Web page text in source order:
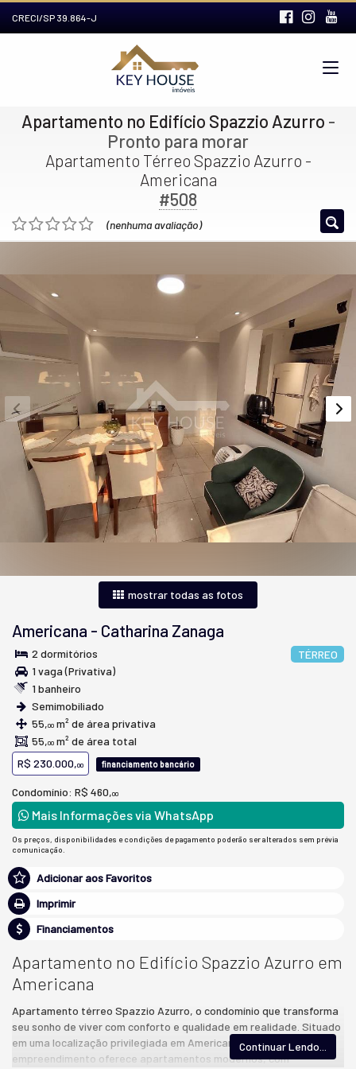
CRECI/SP 39.864-J
Apartamento no Edifício Spazzio Azurro -
Pronto para morar
Apartamento Térreo Spazzio Azurro -
Americana
#508
(nenhuma avaliação)
mostrar todas as fotos
Americana - Catharina Zanaga
TÉRREO
2 dormitórios
1 vaga (Privativa)
1 banheiro
Semimobiliado
55,00 m² de área privativa
55,00 m² de área total
R$ 230.000,00 financiamento bancário
Condomínio: R$ 460,00
Mais Informações via WhatsApp
Os preços, disponibilidades e condições de pagamento poderão ser alterados sem prévia
comunicação.
Adicionar aos Favoritos
Imprimir
Financiamentos
Apartamento no Edifício Spazzio Azurro em
Americana
Apartamento térreo Spazzio Azurro, o condomínio que transforma
seu sonho de viver com conforto e qualidade em realidade. Situado
em uma localização privilegiada em Americana, este
empreendimento oferece apartamentos modernos, com
Continuar Lendo...